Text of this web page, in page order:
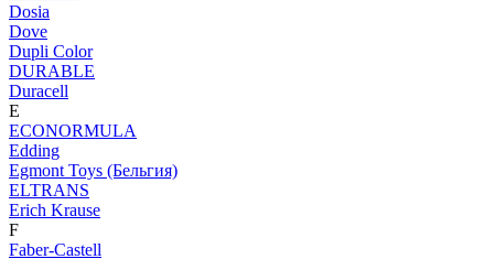
Dosia
Dove
Dupli Color
DURABLE
Duracell
E
ECONORMULA
Edding
Egmont Toys (Бельгия)
ELTRANS
Erich Krause
F
Faber-Castell